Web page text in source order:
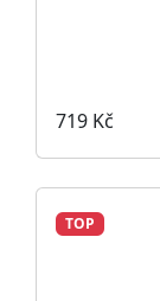
719 Kč
TOP